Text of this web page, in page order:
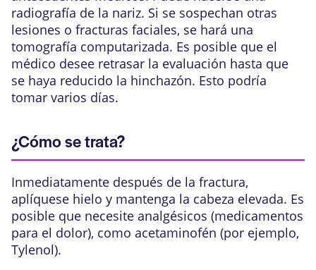
radiografía de la nariz. Si se sospechan otras
lesiones o fracturas faciales, se hará una
tomografía computarizada. Es posible que el
médico desee retrasar la evaluación hasta que
se haya reducido la hinchazón. Esto podría
tomar varios días.
¿Cómo se trata?
Inmediatamente después de la fractura,
aplíquese hielo y mantenga la cabeza elevada. Es
posible que necesite analgésicos (medicamentos
para el dolor), como acetaminofén (por ejemplo,
Tylenol).